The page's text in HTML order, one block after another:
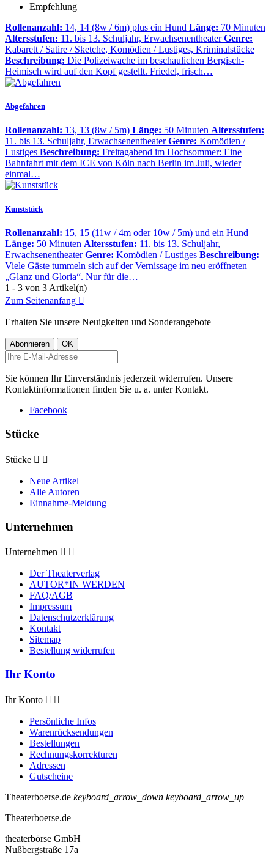
Empfehlung
Rollenanzahl: 14, 14 (8w / 6m) plus ein Hund Länge: 70 Minuten
Altersstufen: 11. bis 13. Schuljahr, Erwachsenentheater Genre:
Kabarett / Satire / Sketche, Komödien / Lustiges, Kriminalstücke
Beschreibung: Die Polizeiwache im beschaulichen Bergisch-
Heimisch wird auf den Kopf gestellt. Friedel, frisch…
Abgefahren
Rollenanzahl: 13, 13 (8w / 5m) Länge: 50 Minuten Altersstufen:
11. bis 13. Schuljahr, Erwachsenentheater Genre: Komödien /
Lustiges Beschreibung: Freitagabend im Hochsommer: Eine
Bahnfahrt mit dem ICE von Köln nach Berlin im Juli, wieder
einmal…
Kunststück
Rollenanzahl: 15, 15 (11w / 4m oder 10w / 5m) und ein Hund
Länge: 50 Minuten Altersstufen: 11. bis 13. Schuljahr,
Erwachsenentheater Genre: Komödien / Lustiges Beschreibung:
Viele Gäste tummeln sich auf der Vernissage im neu eröffneten
„Glanz und Gloria“. Nur für die…
1 - 3 von 3 Artikel(n)
Zum Seitenanfang 
Erhalten Sie unsere Neuigkeiten und Sonderangebote
Sie können Ihr Einverständnis jederzeit widerrufen. Unsere
Kontaktinformationen finden Sie u. a. unter Kontakt.
Facebook
Stücke
Stücke  
Neue Artikel
Alle Autoren
Einnahme-Meldung
Unternehmen
Unternehmen  
Der Theaterverlag
AUTOR*IN WERDEN
FAQ/AGB
Impressum
Datenschutzerklärung
Kontakt
Sitemap
Bestellung widerrufen
Ihr Konto
Ihr Konto  
Persönliche Infos
Warenrücksendungen
Bestellungen
Rechnungskorrekturen
Adressen
Gutscheine
Theaterboerse.de keyboard_arrow_down keyboard_arrow_up
Theaterboerse.de
theaterbörse GmbH
Nußbergstraße 17a